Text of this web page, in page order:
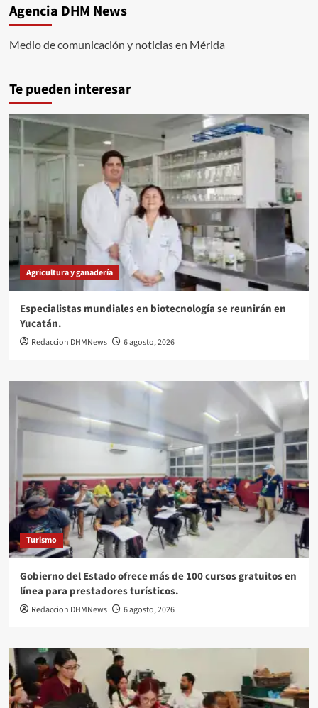
Agencia DHM News
Medio de comunicación y noticias en Mérida
Te pueden interesar
Agricultura y ganadería
Especialistas mundiales en biotecnología se reunirán en
Yucatán.
Redaccion DHMNews 6 agosto, 2026
Turismo
Gobierno del Estado ofrece más de 100 cursos gratuitos en
línea para prestadores turísticos.
Redaccion DHMNews 6 agosto, 2026